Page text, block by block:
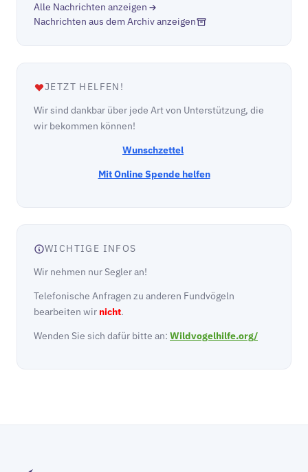
Alle Nachrichten anzeigen
Nachrichten aus dem Archiv anzeigen
JETZT HELFEN!
Wir sind dankbar über jede Art von Unterstützung, die
wir bekommen können!
Wunschzettel
Mit Online Spende helfen
WICHTIGE INFOS
Wir nehmen nur Segler an!
Telefonische Anfragen zu anderen Fundvögeln
bearbeiten wir nicht.
Wenden Sie sich dafür bitte an: Wildvogelhilfe.org/